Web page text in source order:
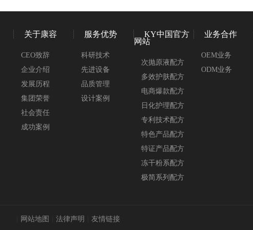
关于康容
CEO致辞
企业介绍
发展历程
集团荣誉
社会责任
成功案例
服务优势
科研技术
先进设备
品质管理
设计案例
KY中国官方
网站
次抛原液配方
多效护肤配方
电商爆款配方
日化护理配方
专利技术配方
特色产品配方
特证产品配方
冻干粉系配方
极简系列配方
业务合作
OEM业务
ODM业务
网站地图 法律声明 友情链接